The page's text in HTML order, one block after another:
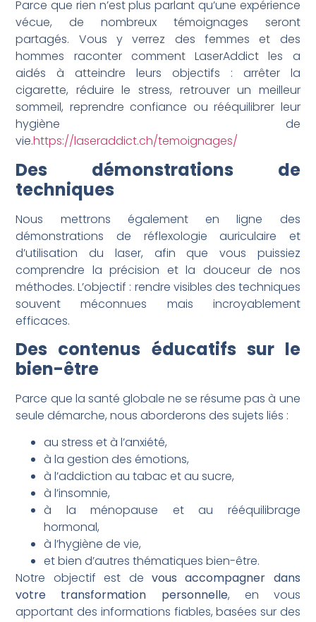
Parce que rien n’est plus parlant qu’une expérience
vécue, de nombreux témoignages seront
partagés. Vous y verrez des femmes et des
hommes raconter comment LaserAddict les a
aidés à atteindre leurs objectifs : arrêter la
cigarette, réduire le stress, retrouver un meilleur
sommeil, reprendre confiance ou rééquilibrer leur
hygiène de
vie.https://laseraddict.ch/temoignages/
Des démonstrations de
techniques
Nous mettrons également en ligne des
démonstrations de réflexologie auriculaire et
d’utilisation du laser, afin que vous puissiez
comprendre la précision et la douceur de nos
méthodes. L’objectif : rendre visibles des techniques
souvent méconnues mais incroyablement
efficaces.
Des contenus éducatifs sur le
bien-être
Parce que la santé globale ne se résume pas à une
seule démarche, nous aborderons des sujets liés :
au stress et à l’anxiété,
à la gestion des émotions,
à l’addiction au tabac et au sucre,
à l’insomnie,
à la ménopause et au rééquilibrage
hormonal,
à l’hygiène de vie,
et bien d’autres thématiques bien-être.
Notre objectif est de vous accompagner dans
votre transformation personnelle, en vous
apportant des informations fiables, basées sur des